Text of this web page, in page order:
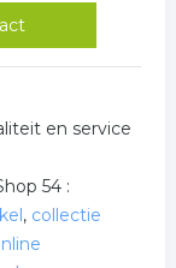
en service
54 :
, collectie